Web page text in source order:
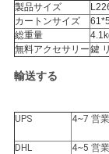
製品サイズ
カートンサイズ
総重量
無料アクセサリー鍵
輸送する
UPS 4~7 営
DHL 4~5 営